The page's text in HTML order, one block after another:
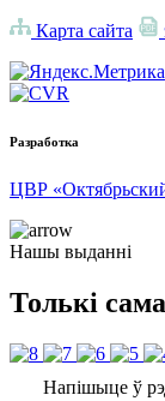
Карта сайта
Разработка
ЦВР
Нашы выданні
Толькі
Напішыце ў